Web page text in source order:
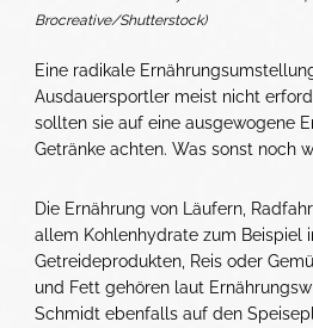
Brocreative/Shutterstock)
Eine radikale
Ausdauersportler meist nicht
sollten sie auf eine ausgewogene
Getränke achten. Was sonst noch
Die Ernährung von Läufern,
allem Kohlenhydrate zum Beispiel
Getreideprodukten, Reis oder
und Fett gehören laut
Schmidt ebenfalls auf den